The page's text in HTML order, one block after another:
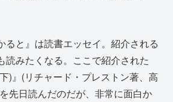
ると』は読書エッセイ。紹介される
読みたくなる。ここで紹介された
)』(リチャード・プレストン著、高
先日読んだのだが、非常に面白か